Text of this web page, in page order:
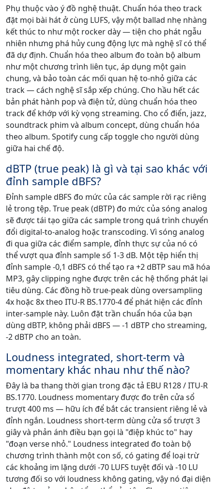
Phụ thuộc vào ý đồ nghệ thuật. Chuẩn hóa theo track
đặt mọi bài hát ở cùng LUFS, vậy một ballad nhẹ nhàng
kết thúc to như một rocker dày — tiện cho phát ngẫu
nhiên nhưng phá hủy cung động lực mà nghệ sĩ có thể
đã dự định. Chuẩn hóa theo album đo toàn bộ album
như một chương trình liên tục, áp dụng một gain
chung, và bảo toàn các mối quan hệ to-nhỏ giữa các
track — cách nghệ sĩ sắp xếp chúng. Cho hầu hết các
bản phát hành pop và điện tử, dùng chuẩn hóa theo
track để khớp với kỳ vọng streaming. Cho cổ điển, jazz,
soundtrack phim và album concept, dùng chuẩn hóa
theo album. Spotify cung cấp toggle cho người dùng
giữa hai chế độ.
dBTP (true peak) là gì và tại sao khác với
đỉnh sample dBFS?
Đỉnh sample dBFS đo mức của các sample rời rạc riêng
lẻ trong tệp. True peak (dBTP) đo mức của sóng analog
sẽ được tái tạo giữa các sample trong quá trình chuyển
đổi digital-to-analog hoặc transcoding. Vì sóng analog
đi qua giữa các điểm sample, đỉnh thực sự của nó có
thể vượt qua đỉnh sample số 1-3 dB. Một tệp hiển thị
đỉnh sample -0,1 dBFS có thể tạo ra +2 dBTP sau mã hóa
MP3, gây clipping nghe được trên các hệ thống phát lại
tiêu dùng. Các đồng hồ true-peak dùng oversampling
4x hoặc 8x theo ITU-R BS.1770-4 để phát hiện các đỉnh
inter-sample này. Luôn đặt trần chuẩn hóa của bạn
dùng dBTP, không phải dBFS — -1 dBTP cho streaming,
-2 dBTP cho an toàn.
Loudness integrated, short-term và
momentary khác nhau như thế nào?
Đây là ba thang thời gian trong đặc tả EBU R128 / ITU-R
BS.1770. Loudness momentary được đo trên cửa sổ
trượt 400 ms — hữu ích để bắt các transient riêng lẻ và
đỉnh ngắn. Loudness short-term dùng cửa sổ trượt 3
giây và phản ánh điều bạn gọi là "điệp khúc to" hay
"đoạn verse nhỏ." Loudness integrated đo toàn bộ
chương trình thành một con số, có gating để loại trừ
các khoảng im lặng dưới -70 LUFS tuyệt đối và -10 LU
tương đối so với loudness không gating, vậy nó đại diện